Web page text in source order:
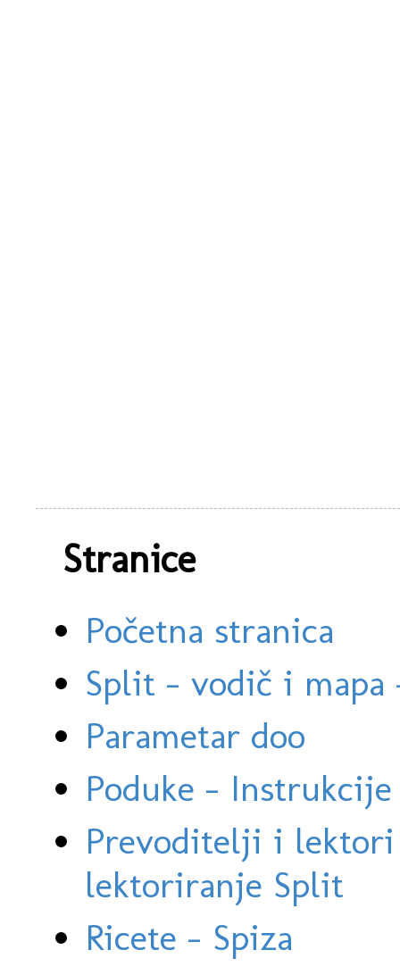
Stranice
Početna stranica
Split - vodič i
Parametar doo
Poduke -
Prevoditelji i
lektoriranje Split
Ricete - Spiza